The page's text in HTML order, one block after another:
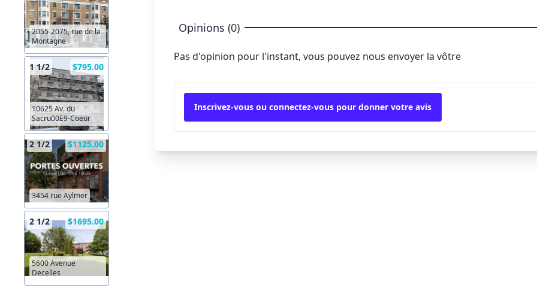
2055-2075, rue de la
Montagne
1 1/2 $795.00
10625 Av. du
Sacru00E9-Coeur
2 1/2 $1125.00
3454 rue Aylmer
2 1/2 $1695.00
5600 Avenue
Decelles
Opinions (0)
Pas d'opinion pour l'instant, vous pouvez nous envoyer la vôtre
Inscrivez-vous ou connectez-vous pour donner votre avis